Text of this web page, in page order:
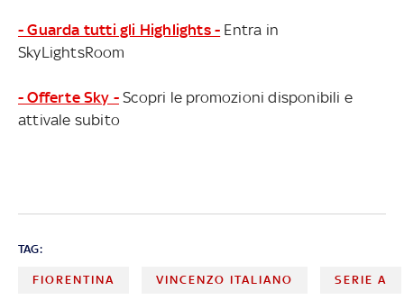
- Guarda tutti gli Highlights - Entra in
SkyLightsRoom
- Offerte Sky - Scopri le promozioni disponibili e
attivale subito
TAG:
FIORENTINA VINCENZO ITALIANO SERIE A